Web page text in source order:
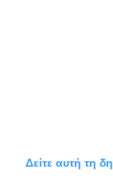
Δείτε αυτή τη